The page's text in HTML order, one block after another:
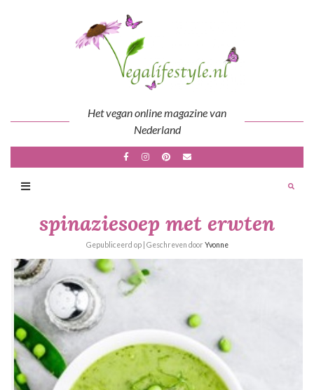
Het vegan online magazine van
Nederland
spinaziesoep met erwten
Gepubliceerd op | Geschreven door Yvonne